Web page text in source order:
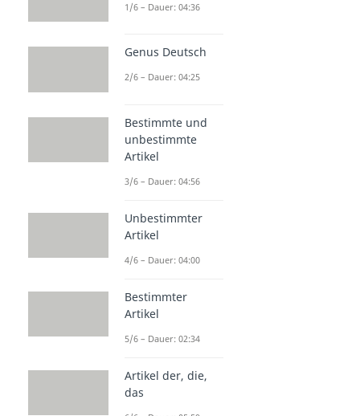
1/6 – Dauer: 04:36
Genus Deutsch
2/6 – Dauer: 04:25
Bestimmte und
unbestimmte
Artikel
3/6 – Dauer: 04:56
Unbestimmter
Artikel
4/6 – Dauer: 04:00
Bestimmter
Artikel
5/6 – Dauer: 02:34
Artikel der, die,
das